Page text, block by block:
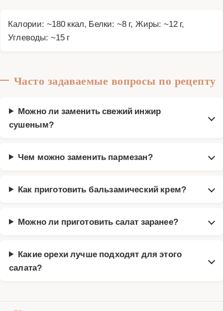
Калории: ~180 ккал, Белки: ~8 г, Жиры: ~12 г,
Углеводы: ~15 г
Часто задаваемые вопросы по рецепту
Можно ли заменить свежий инжир
сушеным?
Чем можно заменить пармезан?
Как приготовить бальзамический крем?
Можно ли приготовить салат заранее?
Какие орехи лучше подходят для этого
салата?